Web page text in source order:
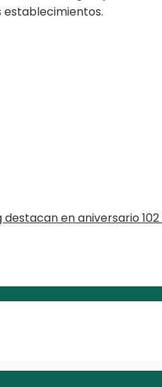
establecimientos.
en aniversario